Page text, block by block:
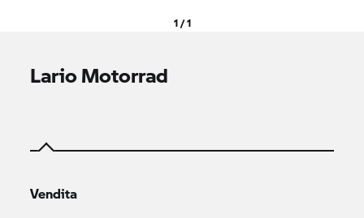
1 / 1
Lario Motorrad
Vendita